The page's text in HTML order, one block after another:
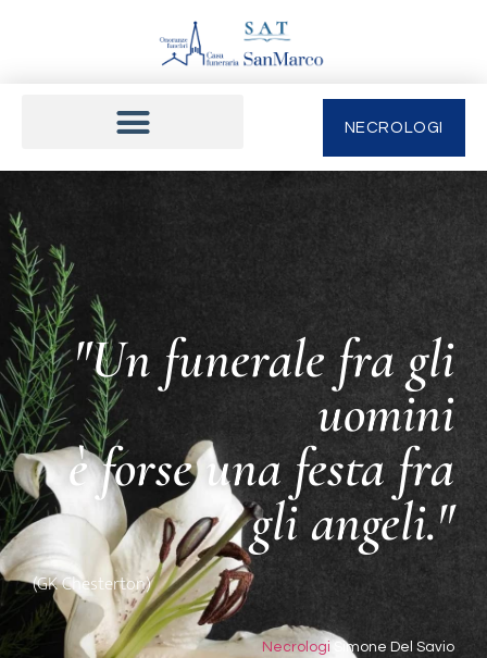
NECROLOGI
"Un funerale fra gli
uomini
è forse una festa fra
gli angeli."
(GK Chesterton)
Necrologi Simone Del Savio